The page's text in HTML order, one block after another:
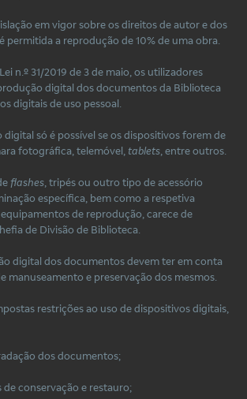
em vigor sobre os direitos de autor e dos
permitida a reprodução de 10% de uma obra.
n.º 31/2019 de 3 de maio, os utilizadores
digital dos documentos da Biblioteca
digitais de uso pessoal.
digital só é possível se os dispositivos forem de
fotográfica, telemóvel, tablets, entre outros.
flashes, tripés ou outro tipo de acessório
específica, bem como a respetiva
de reprodução, carece de
de Divisão de Biblioteca.
digital dos documentos devem ter em conta
manuseamento e preservação dos mesmos.
restrições ao uso de dispositivos digitais,
dos documentos;
de conservação e restauro;